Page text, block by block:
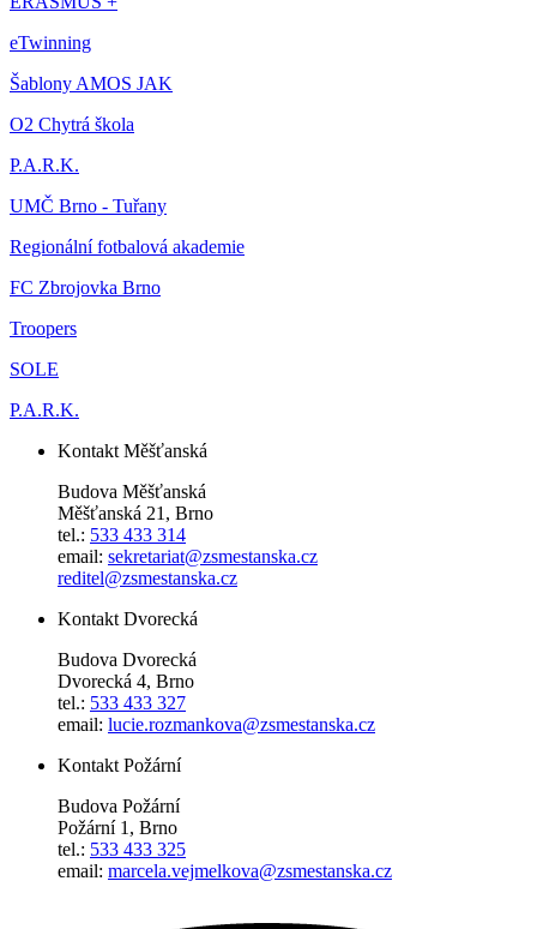
eTwinning
Šablony AMOS JAK
O2 Chytrá škola
P.A.R.K.
UMČ Brno - Tuřany
Regionální fotbalová akademie
FC Zbrojovka Brno
Troopers
SOLE
P.A.R.K.
Kontakt Měšťanská
Budova Měšťanská
Měšťanská 21, Brno
tel.: 533 433 314
email: sekretariat@zsmestanska.cz
reditel@zsmestanska.cz
Kontakt Dvorecká
Budova Dvorecká
Dvorecká 4, Brno
tel.: 533 433 327
email: lucie.rozmankova@zsmestanska.cz
Kontakt Požární
Budova Požární
Požární 1, Brno
tel.: 533 433 325
email: marcela.vejmelkova@zsmestanska.cz